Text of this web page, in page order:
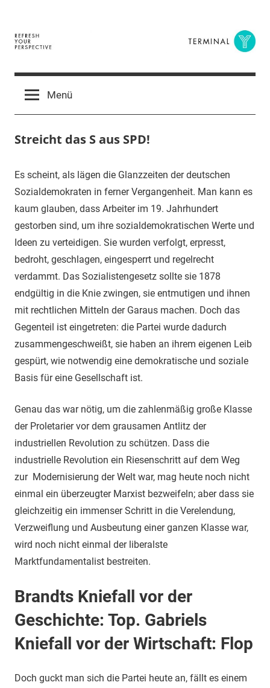
springen
Terminal
Y
Digital
BusinessMenü
Streicht das S aus SPD!
3.
Juli
2015
terminal-
y
Urbi
et
orbi
Es scheint, als lägen die Glanzzeiten der deutschen
Sozialdemokraten in ferner Vergangenheit. Man kann es
kaum glauben, dass Arbeiter im 19. Jahrhundert
gestorben sind, um ihre sozialdemokratischen Werte und
Ideen zu verteidigen. Sie wurden verfolgt, erpresst,
bedroht, geschlagen, eingesperrt und regelrecht
verdammt. Das Sozialistengesetz sollte sie 1878
endgültig in die Knie zwingen, sie entmutigen und ihnen
mit rechtlichen Mitteln der Garaus machen. Doch das
Gegenteil ist eingetreten: die Partei wurde dadurch
zusammengeschweißt, sie haben an ihrem eigenen Leib
gespürt, wie notwendig eine demokratische und soziale
Basis für eine Gesellschaft ist.
Genau das war nötig, um die zahlenmäßig große Klasse
der Proletarier vor dem grausamen Antlitz der
industriellen Revolution zu schützen. Dass die
industrielle Revolution ein Riesenschritt auf dem Weg
zur Modernisierung der Welt war, mag heute noch nicht
einmal ein überzeugter Marxist bezweifeln; aber dass sie
gleichzeitig ein immenser Schritt in die Verelendung,
Verzweiflung und Ausbeutung einer ganzen Klasse war,
wird noch nicht einmal der liberalste
Marktfundamentalist bestreiten.
Brandts Kniefall vor der
Geschichte: Top. Gabriels
Kniefall vor der Wirtschaft: Flop
Doch guckt man sich die Partei heute an, fällt es einem